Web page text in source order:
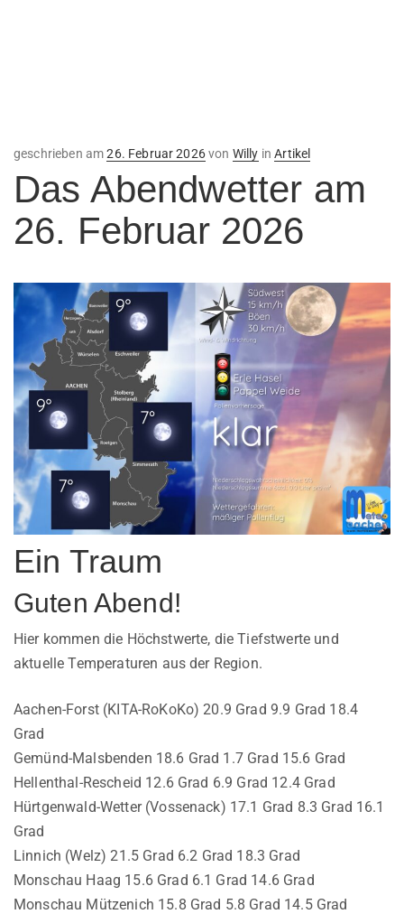
geschrieben amVeröffentlicht
am
26. Februar 2026von Willy inArtikel
Das Abendwetter am
26. Februar 2026
Ein Traum
Guten Abend!
Hier kommen die Höchstwerte, die Tiefstwerte und
aktuelle Temperaturen aus der Region.
Aachen-Forst (KITA-RoKoKo) 20.9 Grad 9.9 Grad 18.4
Grad
Gemünd-Malsbenden 18.6 Grad 1.7 Grad 15.6 Grad
Hellenthal-Rescheid 12.6 Grad 6.9 Grad 12.4 Grad
Hürtgenwald-Wetter (Vossenack) 17.1 Grad 8.3 Grad 16.1
Grad
Linnich (Welz) 21.5 Grad 6.2 Grad 18.3 Grad
Monschau Haag 15.6 Grad 6.1 Grad 14.6 Grad
Monschau Mützenich 15.8 Grad 5.8 Grad 14.5 Grad